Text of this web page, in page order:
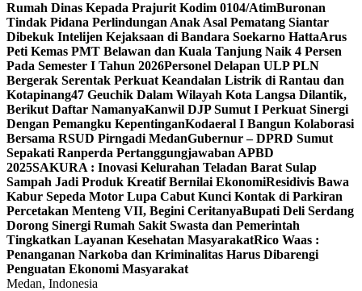
Rumah Dinas Kepada Prajurit Kodim 0104/AtimBuronan
Tindak Pidana Perlindungan Anak Asal Pematang Siantar
Dibekuk Intelijen Kejaksaan di Bandara Soekarno HattaArus
Peti Kemas PMT Belawan dan Kuala Tanjung Naik 4 Persen
Pada Semester I Tahun 2026Personel Delapan ULP PLN
Bergerak Serentak Perkuat Keandalan Listrik di Rantau dan
Kotapinang47 Geuchik Dalam Wilayah Kota Langsa Dilantik,
Berikut Daftar NamanyaKanwil DJP Sumut I Perkuat Sinergi
Dengan Pemangku KepentinganKodaeral I Bangun Kolaborasi
Bersama RSUD Pirngadi MedanGubernur – DPRD Sumut
Sepakati Ranperda Pertanggungjawaban APBD
2025SAKURA : Inovasi Kelurahan Teladan Barat Sulap
Sampah Jadi Produk Kreatif Bernilai EkonomiResidivis Bawa
Kabur Sepeda Motor Lupa Cabut Kunci Kontak di Parkiran
Percetakan Menteng VII, Begini CeritanyaBupati Deli Serdang
Dorong Sinergi Rumah Sakit Swasta dan Pemerintah
Tingkatkan Layanan Kesehatan MasyarakatRico Waas :
Penanganan Narkoba dan Kriminalitas Harus Dibarengi
Penguatan Ekonomi Masyarakat
Medan, Indonesia